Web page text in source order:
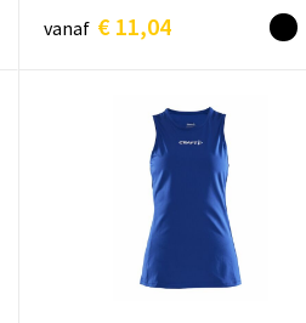
vanaf € 11,04